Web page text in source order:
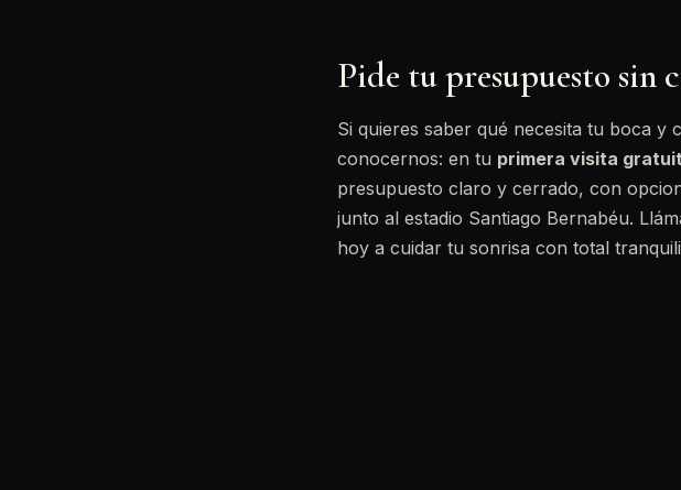
Pide tu presupuesto sin
Si quieres saber qué necesita tu boca y
conocernos: en tu primera visita
presupuesto claro y cerrado, con
junto al estadio Santiago Bernabéu.
hoy a cuidar tu sonrisa con total